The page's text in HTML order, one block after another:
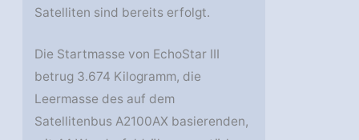
Satelliten sind bereits erfolgt.
Die Startmasse von EchoStar III
betrug 3.674 Kilogramm, die
Leermasse des auf dem
Satellitenbus A2100AX basierenden,